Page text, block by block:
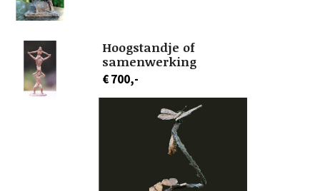
Hoogstandje of
samenwerking
€ 700,-